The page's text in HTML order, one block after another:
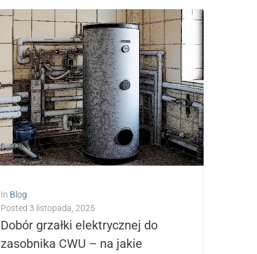
In Blog
Posted 3 listopada, 2025
Dobór grzałki elektrycznej do
zasobnika CWU – na jakie